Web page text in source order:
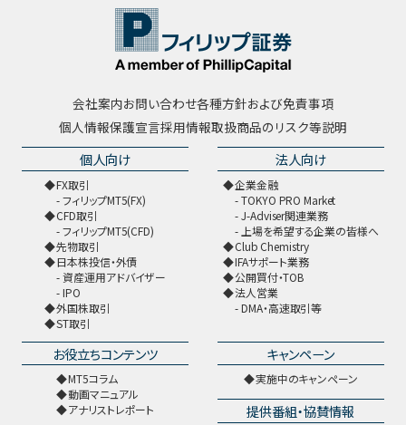
会社案内お問い合わせ各種方針および免責事項
個人情報保護宣言採用情報取扱商品のリスク等説明
個人向け
FX取引
フィリップMT5(FX)
CFD取引
フィリップMT5(CFD)
先物取引
日本株投信・外債
資産運用アドバイザー
IPO
外国株取引
ST取引
法人向け
企業金融
TOKYO PRO Market
J-Adviser関連業務
上場を希望する企業の皆様へ
Club Chemistry
IFAサポート業務
公開買付・TOB
法人営業
DMA・高速取引等
お役立ちコンテンツ
MT5コラム
動画マニュアル
アナリストレポート
キャンペーン
実施中のキャンペーン
提供番組・協賛情報